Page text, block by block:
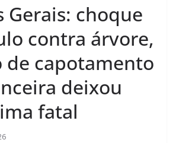
Gerais: choque
contra árvore,
de capotamento
deixou
fatal